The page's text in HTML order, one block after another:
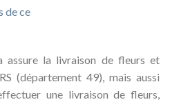
de ce
assure la livraison de fleurs et
(département 49), mais aussi
une livraison de fleurs,